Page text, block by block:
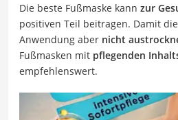
Die beste Fußmaske kann zur
positiven Teil beitragen. Damit
Anwendung aber nicht
Fußmasken mit pflegenden
empfehlenswert.